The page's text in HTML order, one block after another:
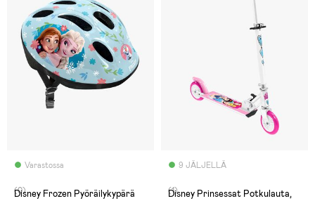
Varastossa
(0)
Disney Frozen Pyöräilykypärä
9 JÄLJELLÄ
(1)
Disney Prinsessat Potkulauta,